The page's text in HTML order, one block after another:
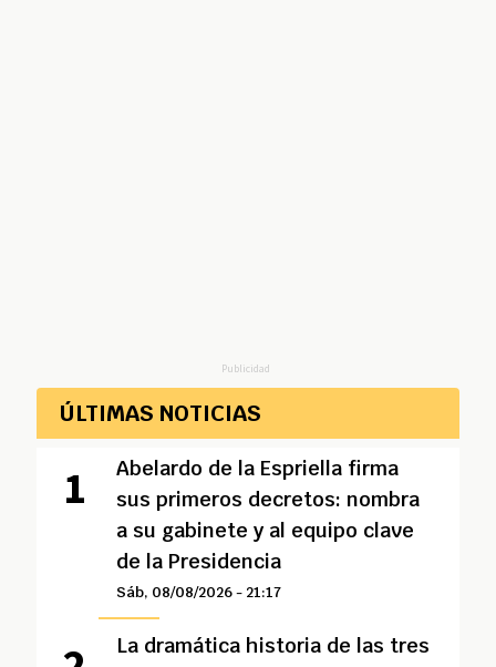
Publicidad
ÚLTIMAS NOTICIAS
Abelardo de la Espriella firma
sus primeros decretos: nombra
a su gabinete y al equipo clave
de la Presidencia
Sáb, 08/08/2026 - 21:17
La dramática historia de las tres